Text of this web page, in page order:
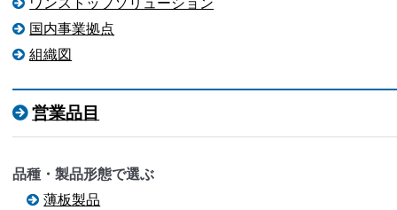
ワンストップソリューション
国内事業拠点
組織図
営業品目
品種・製品形態で選ぶ
薄板製品